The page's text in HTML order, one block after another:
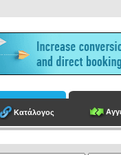
Κατάλογος